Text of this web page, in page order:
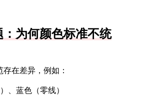
为何颜色标准不统
在差异，例如：
、蓝色（零线）